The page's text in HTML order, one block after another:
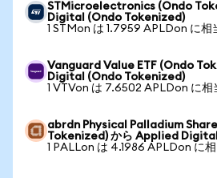
STMicroelectronics (Ondo
Digital (Ondo Tokenized)
1 STMon は 1.7959 APLDon に相
Vanguard Value ETF (Ondo
Digital (Ondo Tokenized)
1 VTVon は 7.6502 APLDon に相
abrdn Physical Palladium
Tokenized) から Applied
1 PALLon は 4.1986 APLDon に相